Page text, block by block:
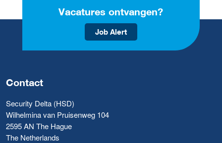
Vacatures ontvangen?
Job Alert
Contact
Security Delta (HSD)
Wilhelmina van Pruisenweg 104
2595 AN The Hague
The Netherlands